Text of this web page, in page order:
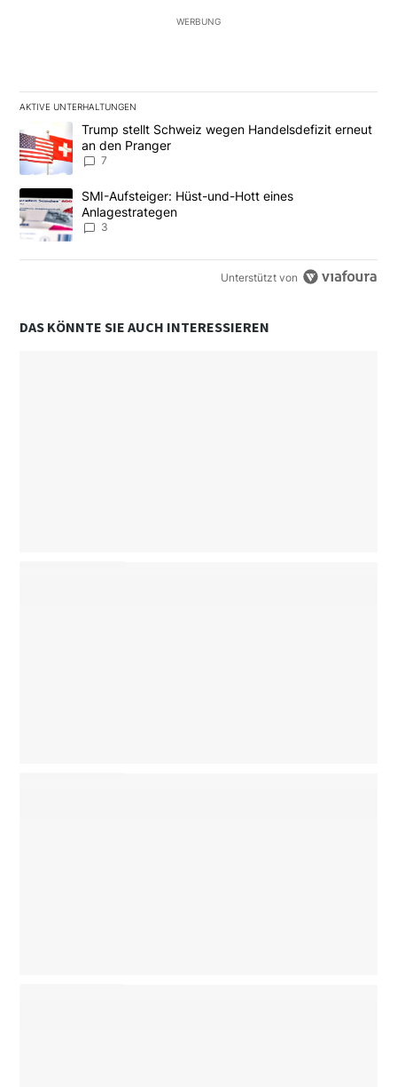
WERBUNG
AKTIVE UNTERHALTUNGEN
Das Folgende ist eine Liste der am meisten kommentierten
Ein Trendartikel mit dem Titel "Trump stellt Schweiz wegen
Trump stellt Schweiz wegen Handelsdefizit erneut
an den Pranger
7
Ein Trendartikel mit dem Titel "SMI-Aufsteiger: Hüst-und-Hott
SMI-Aufsteiger: Hüst-und-Hott eines
Anlagestrategen
3
Unterstützt von
DAS KÖNNTE SIE AUCH INTERESSIEREN